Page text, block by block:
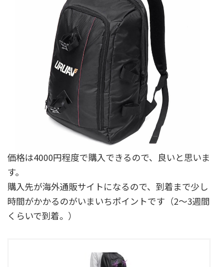
価格は4000円程度で購入できるので、良いと思いま
す。
購入先が海外通販サイトになるので、到着まで少し
時間がかかるのがいまいちポイントです（2〜3週間
くらいで到着。）